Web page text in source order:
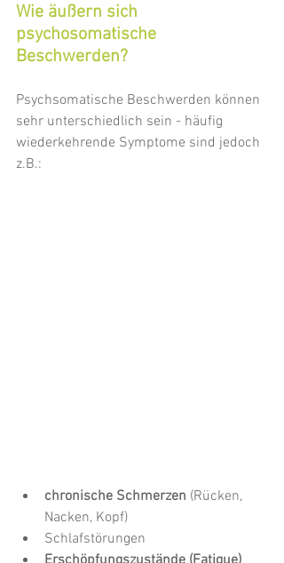
Wie äußern sich
psychosomatische
Beschwerden?
Psychsomatische Beschwerden können
sehr unterschiedlich sein - häufig
wiederkehrende Symptome sind jedoch
z.B.:
chronische Schmerzen (Rücken,
Nacken, Kopf)
Schlafstörungen